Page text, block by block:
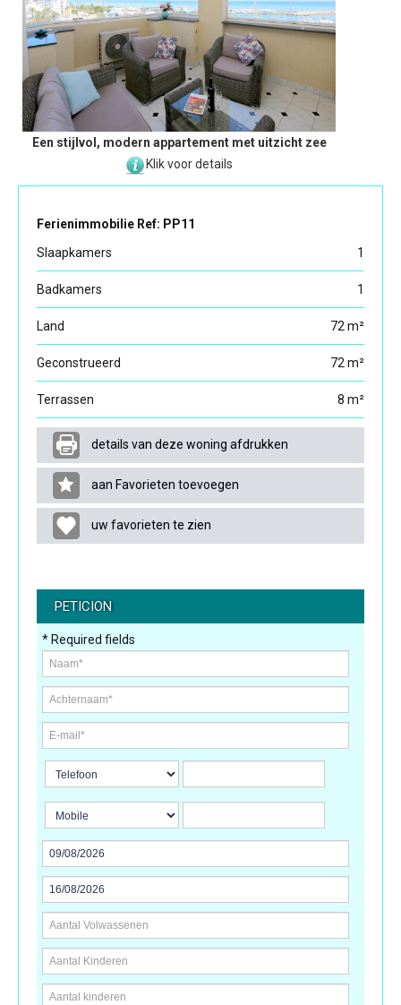
Een stijlvol, modern appartement met uitzicht zee
Klik voor details
Ferienimmobilie Ref: PP11
Slaapkamers
1
Badkamers 1
Land 72 m²
Geconstrueerd 72 m²
Terrassen 8 m²
details van deze woning afdrukken
aan Favorieten toevoegen
uw favorieten te zien
PETICION
* Required fields